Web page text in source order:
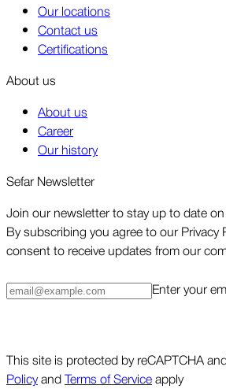
Our locations
Contact us
Certifications
About us
About us
Career
Our history
Sefar Newsletter
Join our newsletter to stay up to date
By subscribing you agree to our Privacy
consent to receive updates from our
Enter your
This site is protected by reCAPTCHA
PolicyandTerms of Serviceapply